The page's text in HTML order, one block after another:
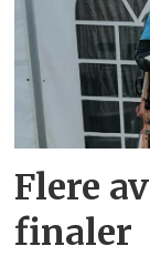
Flere
finaler